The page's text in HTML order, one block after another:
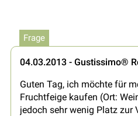
Frage
04.03.2013 - Gustissimo®
Guten Tag, ich möchte für
Fruchtfeige kaufen (Ort:
jedoch sehr wenig Platz zur